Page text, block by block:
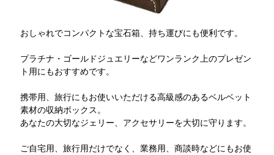
おしゃれでコンパクトな宝石箱、持ち運びにも便利です。
プラチナ・ゴールドジュエリーなどワンランク上のプレゼン
ト用にもおすすめです。
携帯用、旅行にもお使いいただける高級感のあるベルベット
素材の収納ボックス。
あなたの大切なジェリー、アクセサリーを大切に守ります。
ご自宅用、旅行用だけでなく、業務用、商談時などにもお使